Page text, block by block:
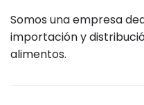
Somos una empresa
importación y
alimentos.